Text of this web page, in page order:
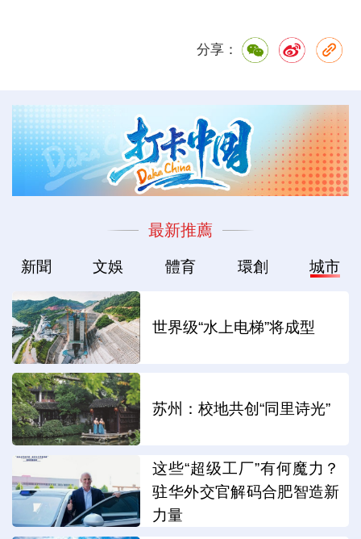
分享：
最新推薦
新聞 文娛 體育 環創 城市
世界级“水上电梯”将成型
苏州：校地共创“同里诗光”
这些“超级工厂”有何魔力？
驻华外交官解码合肥智造新
力量